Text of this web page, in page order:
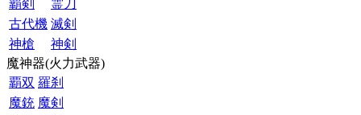
覇剣
霊刀
古代機 滅剣
神槍
神剣
魔神器(火力武器)
覇双 羅刹
魔銃 魔剣